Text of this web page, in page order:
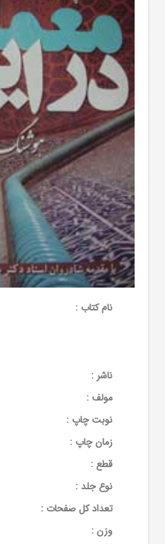
نام کتاب :
ناشر :
مولف :
نوبت چاپ :
زمان چاپ :
قطع :
نوع جلد :
تعداد کل صفحات :
وزن :